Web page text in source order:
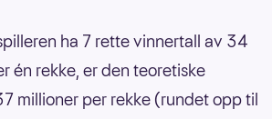
ha 7 rette vinnertall av 34
én rekke, er den teoretiske
millioner per rekke (rundet opp til